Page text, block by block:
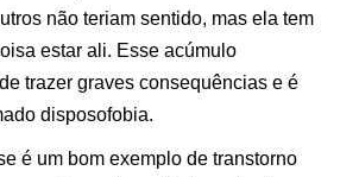
não teriam sentido, mas ela tem
estar ali. Esse acúmulo
trazer graves consequências e é
disposofobia.
é um bom exemplo de transtorno